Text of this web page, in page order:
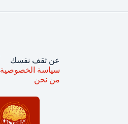
عن ثقف نفسك
سياسة الخصوصية
من نحن